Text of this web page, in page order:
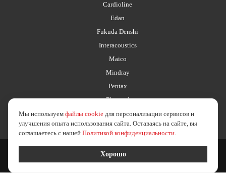
Cardioline
Edan
Fukuda Denshi
Interacoustics
Maico
Mindray
Pentax
Planmed
политика в отношении обработки персональных данных
Мы используем файлы cookie для персонализации сервисов и
улучшения опыта использования сайта. Оставаясь на сайте, вы
соглашаетесь с нашей Политикой конфиденциальности.
Хорошо